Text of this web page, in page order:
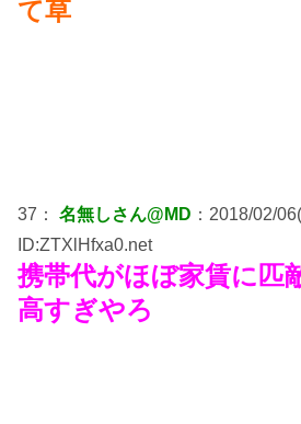
て草
37： 名無しさん@MD ：2018/02/
ID:ZTXlHfxa0.net
携帯代がほぼ家賃に匹
高すぎやろ